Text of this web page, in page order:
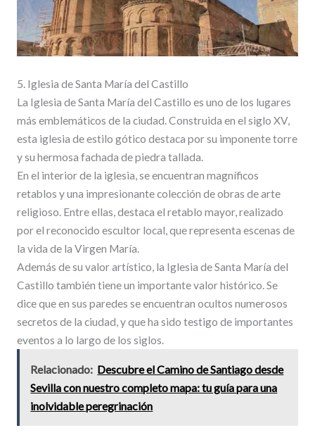
5. Iglesia de Santa María del Castillo
La Iglesia de Santa María del Castillo es uno de los lugares
más emblemáticos de la ciudad. Construida en el siglo XV,
esta iglesia de estilo gótico destaca por su imponente torre
y su hermosa fachada de piedra tallada.
En el interior de la iglesia, se encuentran magníficos
retablos y una impresionante colección de obras de arte
religioso. Entre ellas, destaca el retablo mayor, realizado
por el reconocido escultor local, que representa escenas de
la vida de la Virgen María.
Además de su valor artístico, la Iglesia de Santa María del
Castillo también tiene un importante valor histórico. Se
dice que en sus paredes se encuentran ocultos numerosos
secretos de la ciudad, y que ha sido testigo de importantes
eventos a lo largo de los siglos.
Relacionado: Descubre el Camino de Santiago desde
Sevilla con nuestro completo mapa: tu guía para una
inolvidable peregrinación